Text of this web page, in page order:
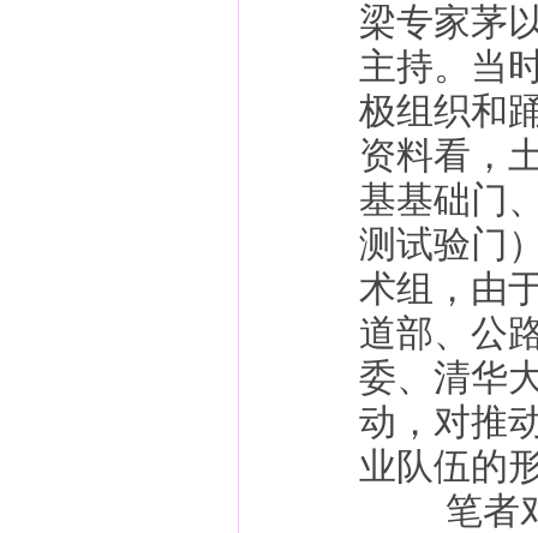
梁专家茅
主持。当
极组织和
资料看，
基基础门
测试验门
术组，由
道部、公
委、清华
动，对推
业队伍的
笔者对